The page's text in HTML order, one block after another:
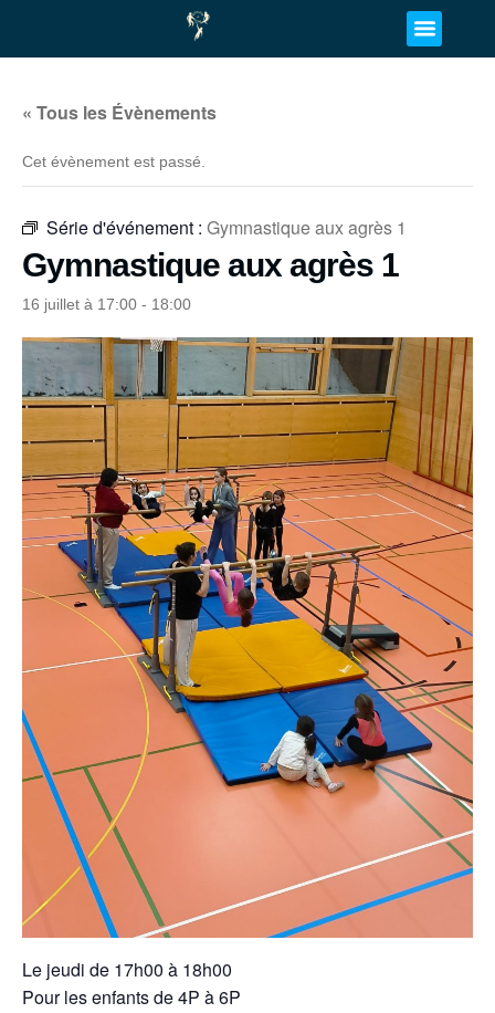
« Tous les Évènements
Cet évènement est passé.
Série d'événement : Gymnastique aux agrès 1
Gymnastique aux agrès 1
16 juillet à 17:00 - 18:00
Le jeudi de 17h00 à 18h00
Pour les enfants de 4P à 6P